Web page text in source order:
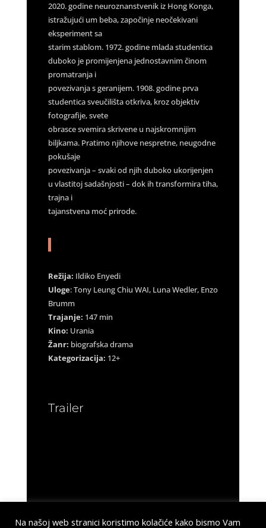
2020. godine neuroznanstvenik iz Hong Konga,
istražujući um beba, započinje neočekivani
eksperiment sa
starim stablom. 1972. godine mlada studentica
duboko je promijenjena jednostavnim činom
promatranja i
povezivanja s geranijem. 1908. godine prva
studentica sveučilišta otkriva, kroz objektiv
fotografije, svete
obrasce svemira skrivene u najskromnijim
biljkama. Pratimo njihove nespretne, neugodne
pokušaje
povezivanja – svaki od njih duboko ukorijenjen
u vlastitoj sadašnjosti – dok ih transformira tiha,
trajna i
tajanstvena moć prirode.
Režija: Ildiko Enyedi
Uloge: Tony Leung Chiu WAI, Luna Wedler, Enzo
Brumm
Trajanje: 147 min
Kino: Urania
Žanr: biografska drama
Kategorizacija: 12+
Trailer
Na našoj web stranici koristimo kolačiće kako bismo Vam